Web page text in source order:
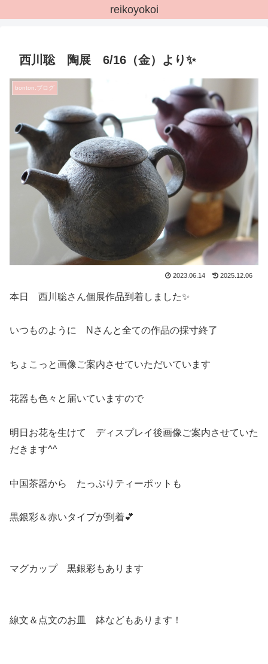
reikoyokoi
西川聡 陶展 6/16（金）より✨
bonton.ブログ
2023.06.14 2025.12.06
本日 西川聡さん個展作品到着しました✨
いつものように Nさんと全ての作品の採寸終了
ちょこっと画像ご案内させていただいています
花器も色々と届いていますので
明日お花を生けて ディスプレイ後画像ご案内させていた
だきます^^
中国茶器から たっぷりティーポットも
黒銀彩＆赤いタイプが到着💕
マグカップ 黒銀彩もあります
線文＆点文のお皿 鉢などもあります！